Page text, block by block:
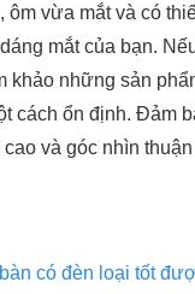
ôm vừa mắt và có
mắt của bạn.
khảo những sản
cách ổn định. Đảm
và góc nhìn
có đèn loại tốt